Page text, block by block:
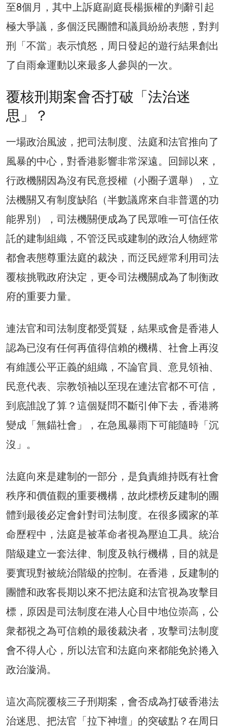
至8個月，其中上訴庭副庭長楊振權的判辭引起
極大爭議，多個泛民團體和議員紛紛表態，對判
刑「不當」表示憤怒，周日發起的遊行結果創出
了自雨傘運動以來最多人參與的一次。
覆核刑期案會否打破「法治迷
思」？
一場政治風波，把司法制度、法庭和法官推向了
風暴的中心，對香港影響非常深遠。回歸以來，
行政機關因為沒有民意授權（小圈子選舉），立
法機關又有制度缺陷（半數議席來自非普選的功
能界別），司法機關便成為了民眾唯一可信任依
託的建制組織，不管泛民或建制的政治人物經常
都會表態尊重法庭的裁決，而泛民經常利用司法
覆核挑戰政府決定，更令司法機關成為了制衡政
府的重要力量。
連法官和司法制度都受質疑，結果或會是香港人
認為已沒有任何再值得信賴的機構、社會上再沒
有維護公平正義的組織，不論官員、意見領袖、
民意代表、宗教領袖以至現在連法官都不可信，
到底誰說了算？這個疑問不斷引伸下去，香港將
變成「無錨社會」，在急風暴雨下可能隨時「沉
沒」。
法庭向來是建制的一部分，是負責維持既有社會
秩序和價值觀的重要機構，故此標榜反建制的團
體到最後必定會針對司法制度。在很多國家的革
命歷程中，法庭是被革命者視為壓迫工具。統治
階級建立一套法律、制度及執行機構，目的就是
要實現對被統治階級的控制。在香港，反建制的
團體和政客長期以來不把法庭和法官視為攻擊目
標，原因是司法制度在港人心目中地位崇高，公
衆都視之為可信賴的最後裁決者，攻擊司法制度
會不得人心，所以法官和法庭向來都能免於捲入
政治漩渦。
這次高院覆核三子刑期案，會否成為打破香港法
治迷思、把法官「拉下神壇」的突破點？在周日